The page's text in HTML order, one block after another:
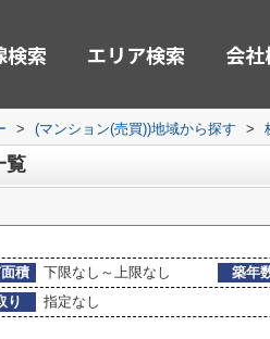
検索 エリア検索 会
> (マンション(売買))地域から探す >
覧
積 下限なし～上限なし 築年
り
指定なし